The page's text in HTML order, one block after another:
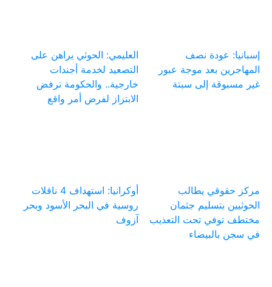
إسبانيا: عودة نصف
المهاجرين بعد موجة عبور
غير مسبوقة إلى سبتة
العليمي: الحوثي يراهن على
التصعيد لخدمة أجندات
خارجية.. والحكومة ترفض
الابتزاز لفرض أمر واقع
مركز حقوقي يطالب
الحوثيين بتسليم جثمان
مختطف توفي تحت التعذيب
في سجن بالبيضاء
أوكرانيا: استهداف 4 ناقلات
روسية في البحر الأسود وبحر
آزوف